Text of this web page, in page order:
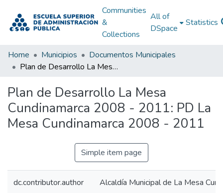
Communities
&
Collections
All of
DSpace
Statistics
Home Municipios
Documentos Municipales
Plan de Desarrollo La Mesa Cundinamarca 2008 - 2011: PD La Mesa Cundinamarca 2008 - 2011
Plan de Desarrollo La Mesa
Cundinamarca 2008 - 2011: PD La
Mesa Cundinamarca 2008 - 2011
Simple item page
dc.contributor.author Alcaldía Municipal de La Mesa